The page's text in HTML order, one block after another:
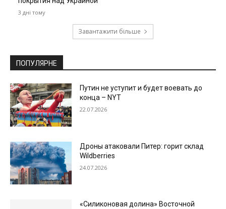
3 дні тому
Завантажити більше
ПОПУЛЯРНЕ
Путин не уступит и будет воевать до
конца – NYT
22.07.2026
Дроны атаковали Питер: горит склад
Wildberries
24.07.2026
«Силиконовая долина» Восточной